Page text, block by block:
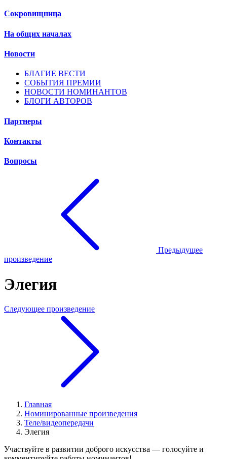
Сокровищница
На общих началах
Новости
БЛАГИЕ ВЕСТИ
СОБЫТИЯ ПРЕМИИ
НОВОСТИ НОМИНАНТОВ
БЛОГИ АВТОРОВ
Партнеры
Контакты
Вопросы
Предыдущее
произведение
Элегия
Следующее произведение
Главная
Номинированные произведения
Теле/видеопередачи
Элегия
Участвуйте в развитии доброго искусства — голосуйте и